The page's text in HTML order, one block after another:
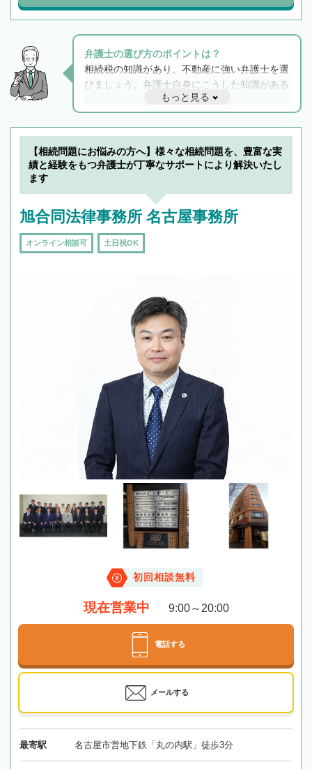
弁護士の選び方のポイントは？
相続税の知識があり、不動産に強い弁護士を選
びましょう。弁護士自身にこうした知識がある
と他士業との連携もスムーズに進み、トラブル
解決のみならず相続をトータルで任せることが
できます。また、相続は感情がからむ分野なの
でフィーリングも重要です。実際に電話や面談
で複数の弁護士と会話をしてウマが合う方に依
もっと見る
【相続問題にお悩みの方へ】様々な相続問題を、豊富な実
績と経験をもつ弁護士が丁寧なサポートにより解決いたし
ます
旭合同法律事務所 名古屋事務所
オンライン相談可 土日祝OK
初回相談無料
現在営業中 9:00～20:00
電話する
メールする
最寄駅 名古屋市営地下鉄「丸の内駅」徒歩3分